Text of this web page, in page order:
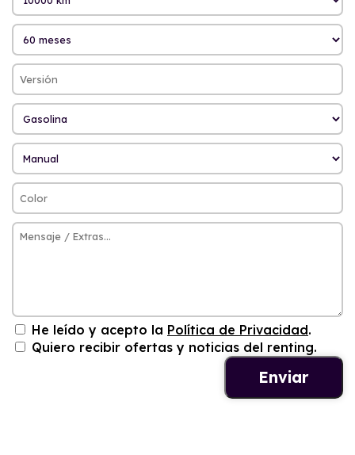
He leído y acepto la Política de Privacidad.
Quiero recibir ofertas y noticias del renting.